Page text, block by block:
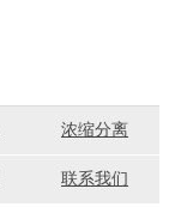
浓缩分离
联系我们